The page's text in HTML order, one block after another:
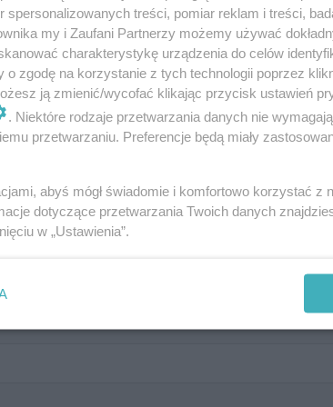
Rozwiąż QUIZ i sprawdź
treści, pomiar reklam i treści,
my i Zaufani Partnerzy możemy używać
charakterystykę urządzenia do celów
zgodę na korzystanie z tych technologii poprzez
ją zmienić/wycofać klikając przycisk ustawień
. Niektóre rodzaje przetwarzania danych nie
przetwarzaniu. Preferencje będą miały
abyś mógł świadomie i komfortowo korzystać z
dotyczące przetwarzania Twoich danych
w „Ustawienia”.